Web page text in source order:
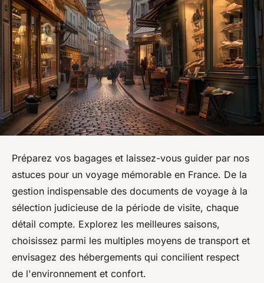
Préparez vos bagages et laissez-vous guider par nos
astuces pour un voyage mémorable en France. De la
gestion indispensable des documents de voyage à la
sélection judicieuse de la période de visite, chaque
détail compte. Explorez les meilleures saisons,
choisissez parmi les multiples moyens de transport et
envisagez des hébergements qui concilient respect
de l'environnement et confort.